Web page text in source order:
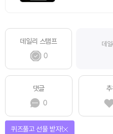
데일리 스탬프
0
데
댓글
0
퀴즈풀고 선물 받자!